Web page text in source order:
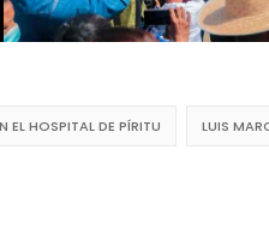
HOSPITAL DE PÍRITU LUIS